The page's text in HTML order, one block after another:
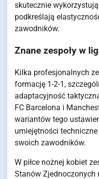
skutecznie
podkreślają
zawodników.
Znane zespoły w
Kilka profesjonalnych
formację 1-2-1,
adaptacyjność
FC Barcelona i
wariantów tego
umiejętności
swoich zawodników.
W piłce nożnej kobiet
Stanów Zjednoczonych